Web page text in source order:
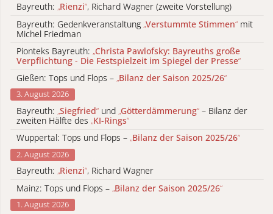
Bayreuth: „Rienzi“, Richard Wagner (zweite Vorstellung)
Bayreuth: Gedenkveranstaltung „Verstummte Stimmen“ mit
Michel Friedman
Pionteks Bayreuth: „Christa Pawlofsky: Bayreuths große
Verpflichtung - Die Festspielzeit im Spiegel der Presse“
Gießen: Tops und Flops – „Bilanz der Saison 2025/26“
3. August 2026
Bayreuth: „Siegfried“ und „Götterdämmerung“ – Bilanz der
zweiten Hälfte des „KI-Rings“
Wuppertal: Tops und Flops – „Bilanz der Saison 2025/26“
2. August 2026
Bayreuth: „Rienzi“, Richard Wagner
Mainz: Tops und Flops – „Bilanz der Saison 2025/26“
1. August 2026